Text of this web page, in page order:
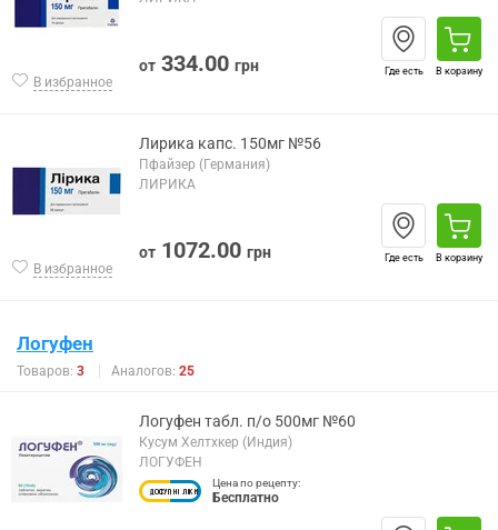
В избранное
от 334.00 грн Где есть В корзину
В избранное
Лирика капс. 150мг №56
Пфайзер (Германия)
ЛИРИКА
от 1072.00 грн Где есть В корзину
Логуфен
Товаров: 3 Аналогов: 25
Логуфен табл. п/о 500мг №60
Кусум Хелтхкер (Индия)
ЛОГУФЕН
Цена по рецепту:
Бесплатно